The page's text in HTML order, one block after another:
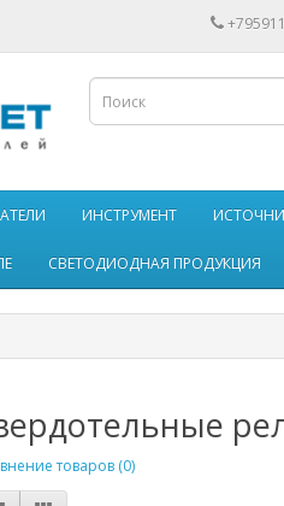
ИНСТРУМЕНТ
СВЕТОДИОДНАЯ ПРОДУКЦИЯ
товаров (0)